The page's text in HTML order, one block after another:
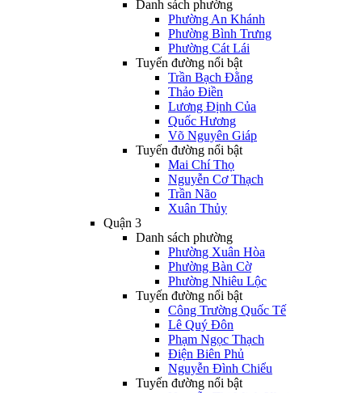
Danh sách phường
Phường An Khánh
Phường Bình Trưng
Phường Cát Lái
Tuyến đường nổi bật
Trần Bạch Đằng
Thảo Điền
Lương Định Của
Quốc Hương
Võ Nguyên Giáp
Tuyến đường nổi bật
Mai Chí Thọ
Nguyễn Cơ Thạch
Trần Não
Xuân Thủy
Quận 3
Danh sách phường
Phường Xuân Hòa
Phường Bàn Cờ
Phường Nhiêu Lộc
Tuyến đường nổi bật
Công Trường Quốc Tế
Lê Quý Đôn
Phạm Ngọc Thạch
Điện Biên Phủ
Nguyễn Đình Chiểu
Tuyến đường nổi bật